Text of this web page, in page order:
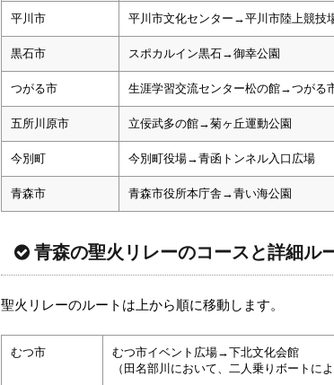
平川市 平川市文化センター→平川市陸上競技
黒石市 スポカルイン黒石→御幸公園
つがる市 生涯学習交流センター松の館→つがる
五所川原市 立佞武多の館→菊ヶ丘運動公園
今別町 今別町役場→青函トンネル入口広場
青森市 青森市役所本庁舎→青い海公園
青森の聖火リレーのコースと詳細ル
聖火リレーのルートは上から順に移動します。
むつ市
むつ市イベント広場→下北文化会館
（田名部川において、二人乗りボートに